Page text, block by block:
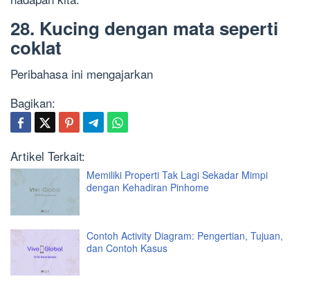
28. Kucing dengan mata seperti
coklat
Peribahasa ini mengajarkan
Bagikan:
Artikel Terkait:
Memiliki Properti Tak Lagi Sekadar Mimpi
dengan Kehadiran Pinhome
Contoh Activity Diagram: Pengertian, Tujuan,
dan Contoh Kasus